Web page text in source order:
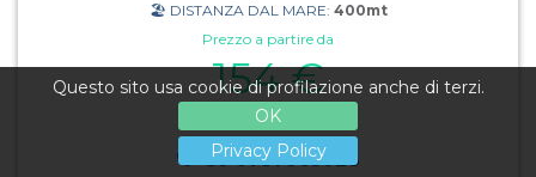
Questo sito usa cookie di profilazione anche di terzi.
OK
Privacy Policy
“Area Marina Protetta Tavolara - Capo Coda Cavallo” nel
magnifico promontorio di Coda Cavallo a poca distanza
sua sabbia bianca e finissima e per il suo splendido mare
cristallino. A pochi metri dalla struttura vi è anche la
spiaggia di Cala Suaraccia con panorama verso la
bellissima Isola di Tavolara. La struttura dispone di un
corpo centrale in cui son presenti i servizi principali
🏖️ DISTANZA DAL MARE: 400mt
Prezzo a partire da
154 €
al giorno
+39 0781 965026